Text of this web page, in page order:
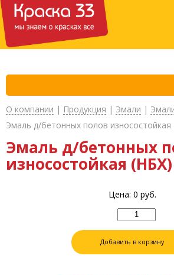
О компании | Продукция | Эмали |
Эмаль д/бетонных полов износостойкая
Эмаль д/бетонных
износостойкая
Цена: 0 руб.
Добавить в корзину